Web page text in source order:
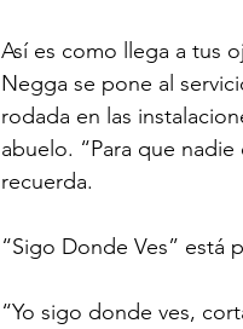
Así es como llega a tus
Negga se pone al
rodada en las
abuelo. “Para que
recuerda.
“Sigo Donde Ves” está
“Yo sigo donde ves,